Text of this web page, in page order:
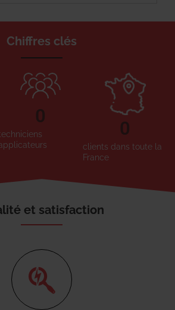
Chiffres clés
0
clients dans toute la
France
0
et satisfaction